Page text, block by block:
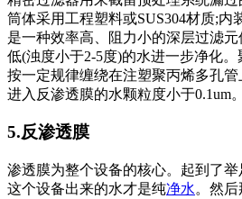
筒体采用工程塑料或SUS304材质;内
是一种效率高、阻力小的深层过滤
低(浊度小于2-5度)的水进一步净化
按一定规律缠绕在注塑聚丙烯多孔
进入反渗透膜的水颗粒度小于0.1um。
5.反渗透膜
渗透膜为整个设备的核心。起到了
这个设备出来的水才是纯净水。然